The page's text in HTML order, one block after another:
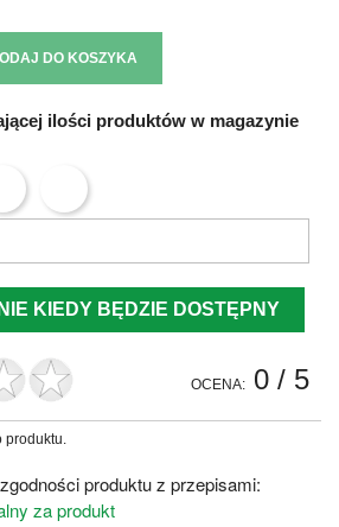
DO KOSZYKA
ilości produktów w magazynie
KIEDY BĘDZIE DOSTĘPNY
OCENA: 0 / 5
produktu.
produktu z przepisami:
za produkt